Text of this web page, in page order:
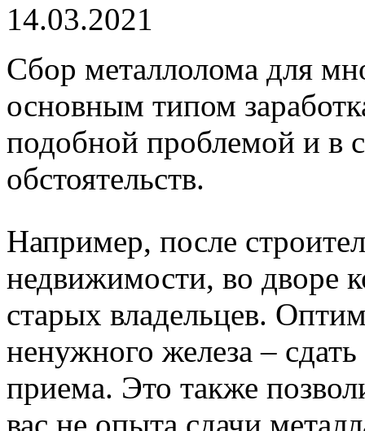
14.03.2021
Сбор металлолома для
основным типом
подобной проблемой и в
обстоятельств.
Например, после
недвижимости, во дворе
старых владельцев.
ненужного железа –
приема. Это также
вас не опыта сдачи